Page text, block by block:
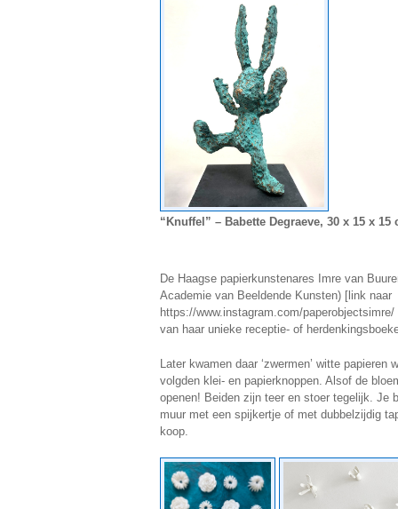
“Knuffel” – Babette Degraeve, 30 x 15 x 15
De Haagse papierkunstenares Imre van
Academie van Beeldende Kunsten) [link naar
https://www.instagram.com/
van haar unieke receptie- of
Later kwamen daar ‘zwermen’ witte papieren
volgden klei- en papierknoppen. Alsof de
openen! Beiden zijn teer en stoer tegelijk. Je
muur met een spijkertje of met dubbelzijdig
koop.